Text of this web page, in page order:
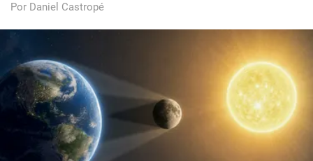
Por Daniel Castropé